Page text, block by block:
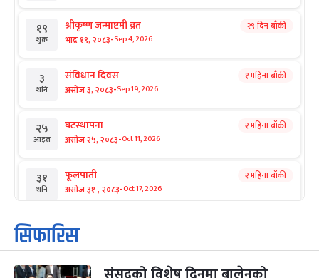
१९
शुक्र
श्रीकृष्ण जन्माष्टमी व्रत
भाद्र १९, २०८३-Sep 4, 2026
२९ दिन बाँकी
३
शनि
संविधान दिवस
असोज ३, २०८३-Sep 19, 2026
१ महिना बाँकी
२५
आइत
घटस्थापना
असोज २५, २०८३-Oct 11, 2026
२ महिना बाँकी
३१
शनि
फूलपाती
असोज ३१ , २०८३-Oct 17, 2026
२ महिना बाँकी
१
आइत
कार्तिक सङ्क्रान्ति
कार्तिक १, २०८३
सिफारिस